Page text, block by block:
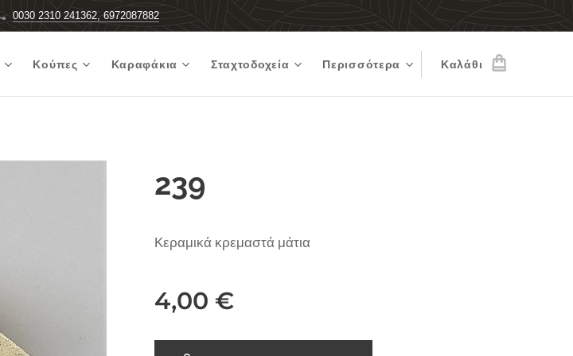
0030 2310 241362, 6972087882
Κούπες Καραφάκια Σταχτοδοχεία Περισσότερα Καλάθι
239
Κεραμικά κρεμαστά μάτια
4,00 €